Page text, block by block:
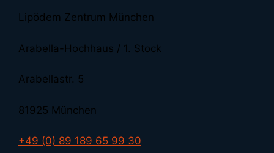
Lipödem Zentrum München
Arabella-Hochhaus / 1. Stock
Arabellastr. 5
81925 München
+49 (0) 89 189 65 99 30